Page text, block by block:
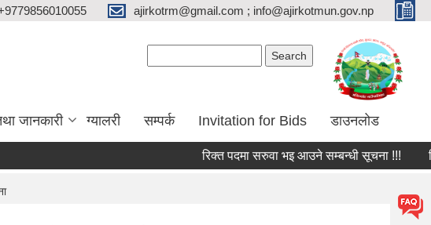
ajirkotrm@gmail.com ; info@ajirkotmun.gov.np
जानकारी ग्यालरी सम्पर्क Invitation for Bids डाउनलोड
रिक्त पदमा सरुवा भइ आउने सम्बन्धी सूचना !!!